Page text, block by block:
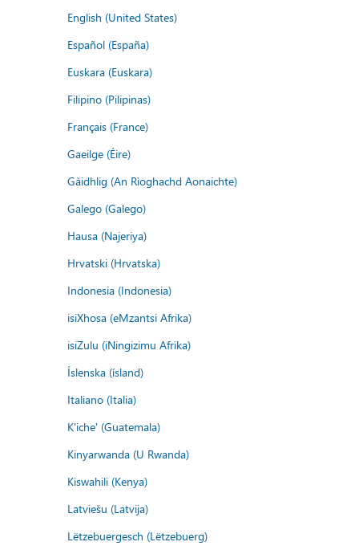
English (United States)
Español (España)
Euskara (Euskara)
Filipino (Pilipinas)
Français (France)
Gaeilge (Éire)
Gàidhlig (An Rìoghachd Aonaichte)
Galego (Galego)
Hausa (Najeriya)
Hrvatski (Hrvatska)
Indonesia (Indonesia)
isiXhosa (eMzantsi Afrika)
isiZulu (iNingizimu Afrika)
Íslenska (ísland)
Italiano (Italia)
K'iche' (Guatemala)
Kinyarwanda (U Rwanda)
Kiswahili (Kenya)
Latviešu (Latvija)
Lëtzebuergesch (Lëtzebuerg)